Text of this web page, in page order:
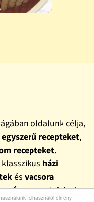
felhasználói élmény
oldalunk célja,
egyszerű recepteket,
recepteket.
házi
és vacsora
receptekis. A